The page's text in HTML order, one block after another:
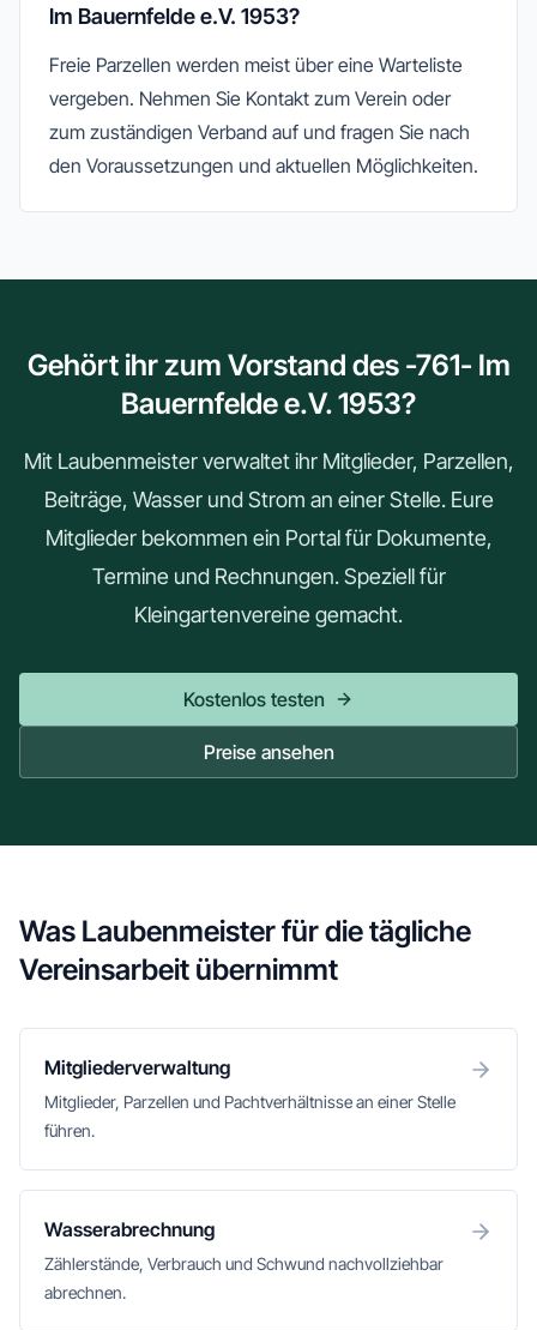
Im Bauernfelde e.V. 1953?
Freie Parzellen werden meist über eine Warteliste
vergeben. Nehmen Sie Kontakt zum Verein oder
zum zuständigen Verband auf und fragen Sie nach
den Voraussetzungen und aktuellen Möglichkeiten.
Gehört ihr zum Vorstand des -761- Im
Bauernfelde e.V. 1953?
Mit Laubenmeister verwaltet ihr Mitglieder, Parzellen,
Beiträge, Wasser und Strom an einer Stelle. Eure
Mitglieder bekommen ein Portal für Dokumente,
Termine und Rechnungen. Speziell für
Kleingartenvereine gemacht.
Kostenlos testen
Preise ansehen
Was Laubenmeister für die tägliche
Vereinsarbeit übernimmt
Mitgliederverwaltung
Mitglieder, Parzellen und Pachtverhältnisse an einer Stelle
führen.
Wasserabrechnung
Zählerstände, Verbrauch und Schwund nachvollziehbar
abrechnen.